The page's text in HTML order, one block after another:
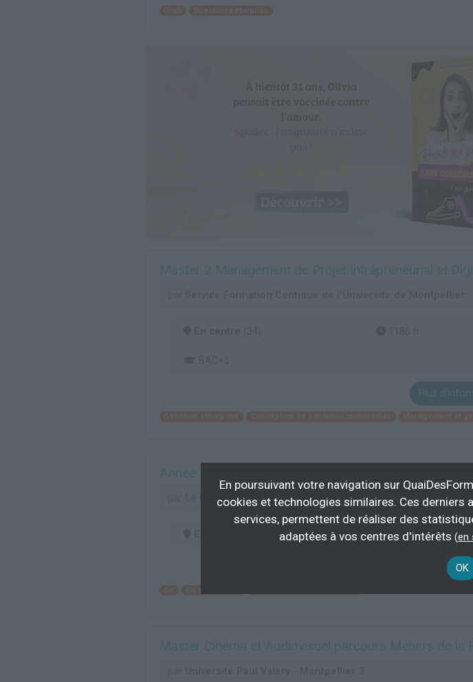
Master 2 Management de Projet Intrapreneurial et
Plus
Année 2 formation d'acteur face à la caméra
Le Plateau
972 h
Plus
Master Cinéma et Audiovisuel parcours Métiers de la
En poursuivant votre navigation sur
cookies et technologies similaires. Ces derniers
services, permettent de réaliser des
adaptées à vos centres d'intérêts (en
OK